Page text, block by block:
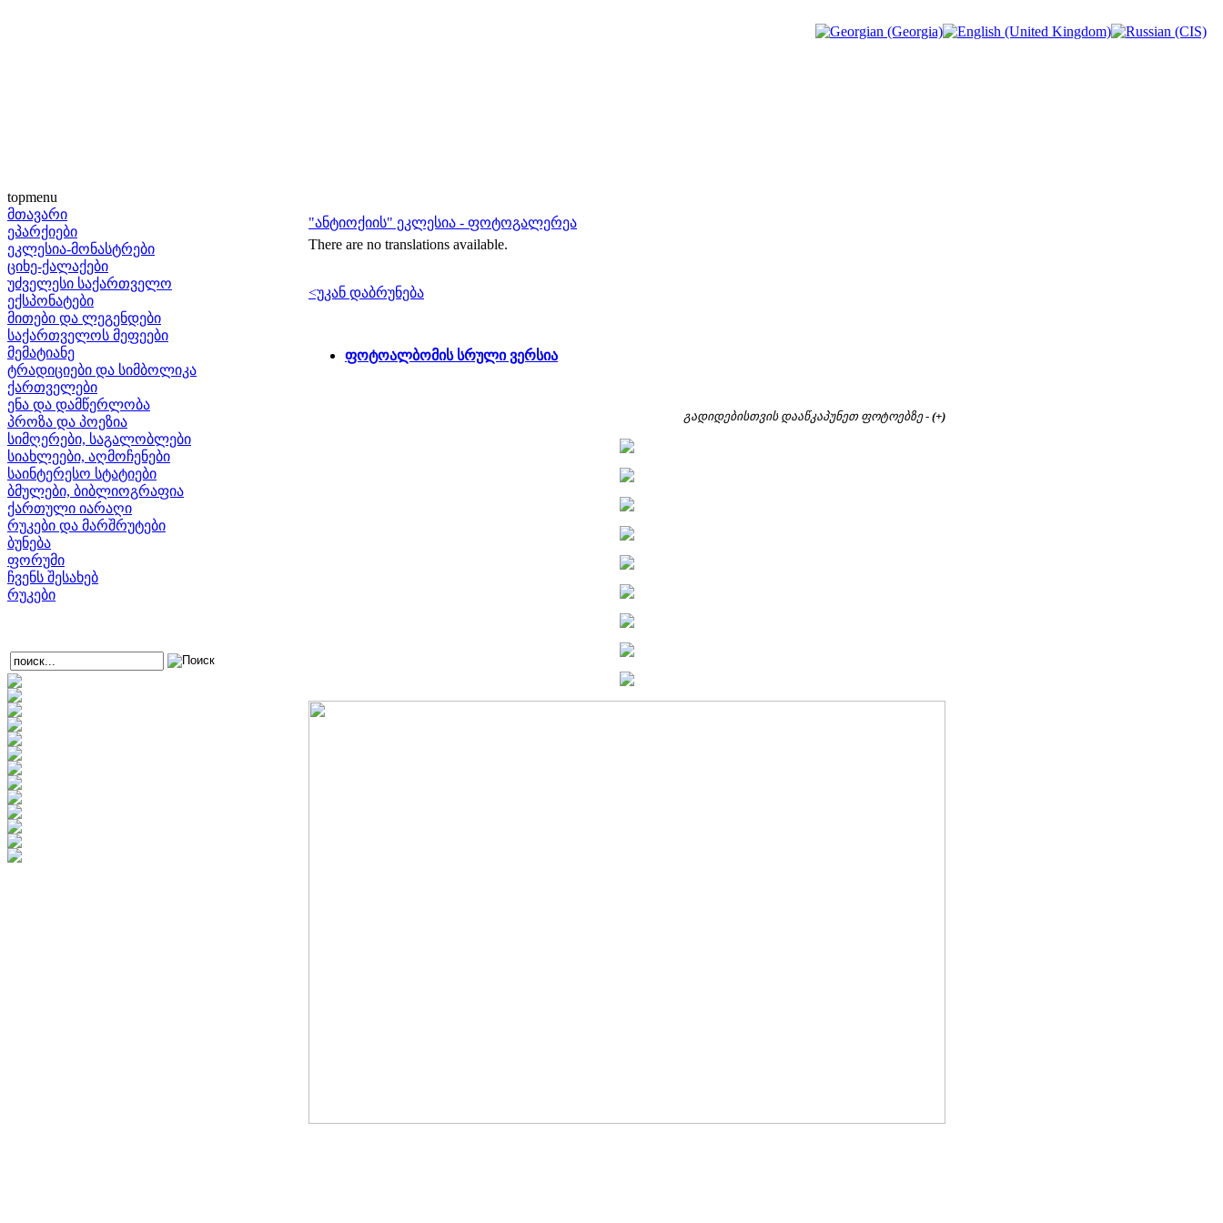
topmenu
მთავარი
ეპარქიები
ეკლესია-მონასტრები
ციხე-ქალაქები
უძველესი საქართველო
ექსპონატები
მითები და ლეგენდები
საქართველოს მეფეები
მემატიანე
ტრადიციები და სიმბოლიკა
ქართველები
ენა და დამწერლობა
პროზა და პოეზია
სიმღერები, საგალობლები
სიახლეები, აღმოჩენები
საინტერესო სტატიები
ბმულები, ბიბლიოგრაფია
ქართული იარაღი
რუკები და მარშრუტები
ბუნება
ფორუმი
ჩვენს შესახებ
რუკები
"ანტიოქიის" ეკლესია - ფოტოგალერეა
There are no translations available.
<უკან დაბრუნება
ფოტოალბომის სრული ვერსია
გადიდებისთვის დააწკაპუნეთ ფოტოებზე - (+)